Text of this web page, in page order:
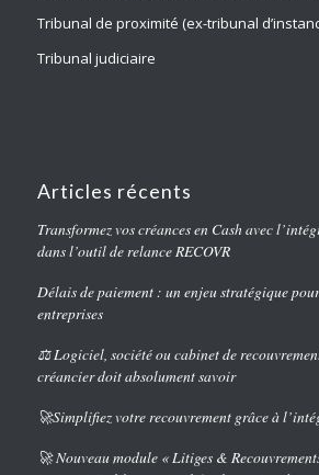
Tribunal de proximité (ex-tribunal
Tribunal judiciaire
Articles récents
Transformez vos créances en Cash avec
dans l’outil de relance RECOVR
Délais de paiement : un enjeu stratégique
entreprises
⚖️ Logiciel, société ou cabinet de
créancier doit absolument savoir
🚀Simplifiez votre recouvrement grâce à
🚀 Nouveau module « Litiges &